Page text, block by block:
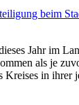
beim
Jahr im
als je
Kreises in ihrer